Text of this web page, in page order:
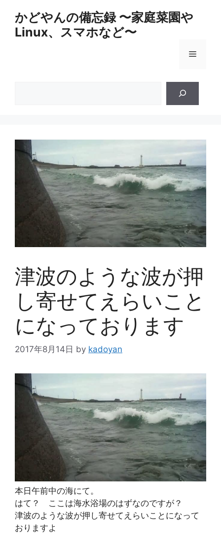
かどやんの備忘録 〜家庭菜園や
Linux、スマホなど〜
メ
ニ
ー
津波のような波が押
し寄せてえらいこと
になっております
2017年8月14日 by kadoyan
本日午前中の海にて。
はて？ ここは海水浴場のはずなのですが？
津波のような波が押し寄せてえらいことになって
おりますよ